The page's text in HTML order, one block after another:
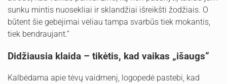
sunku mintis nuosekliai ir sklandžiai išreikšti žodžiais. O
būtent šie gebėjimai vėliau tampa svarbūs tiek mokantis,
tiek bendraujant.“
Didžiausia klaida – tikėtis, kad vaikas „išaugs“
Kalbėdama apie tėvų vaidmenį, logopedė pastebi, kad